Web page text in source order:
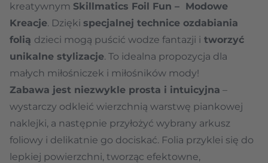
kreatywnym Skillmatics Foil Fun – Modowe
Kreacje. Dzięki specjalnej technice ozdabiania
folią dzieci mogą puścić wodze fantazji i tworzyć
unikalne stylizacje. To idealna propozycja dla
małych miłośniczek i miłośników mody!
Zabawa jest niezwykle prosta i intuicyjna –
wystarczy odkleić wierzchnią warstwę piankowej
naklejki, a następnie przyłożyć wybrany arkusz
foliowy i delikatnie go dociskać. Folia przyklei się do
lepkiej powierzchni, tworząc efektowne,